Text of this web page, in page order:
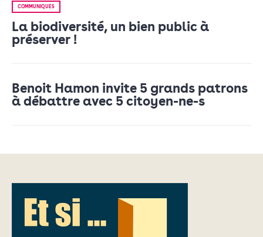
COMMUNIQUÉS
La biodiversité, un bien public à
préserver !
Benoit Hamon invite 5 grands patrons
à débattre avec 5 citoyen-ne-s